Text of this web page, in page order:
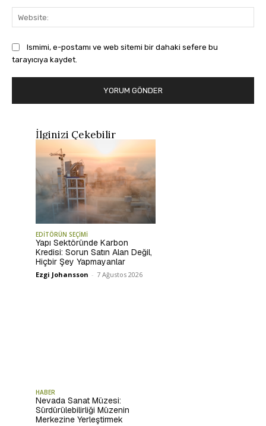
Ismimi, e-postamı ve web sitemi bir dahaki sefere bu
tarayıcıya kaydet.
İlginizi Çekebilir
EDİTÖRÜN SEÇİMİ
Yapı Sektöründe Karbon
Kredisi: Sorun Satın Alan Değil,
Hiçbir Şey Yapmayanlar
Ezgi Johansson - 7 Ağustos 2026
HABER
Nevada Sanat Müzesi:
Sürdürülebilirliği Müzenin
Merkezine Yerleştirmek